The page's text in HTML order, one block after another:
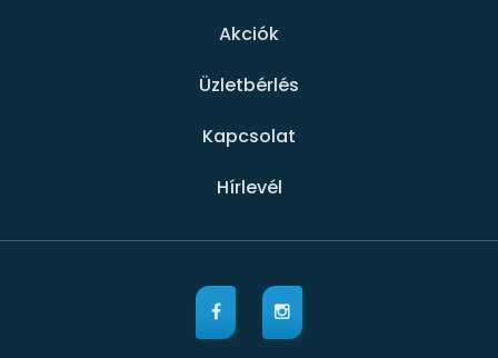
Akciók
Üzletbérlés
Kapcsolat
Hírlevél